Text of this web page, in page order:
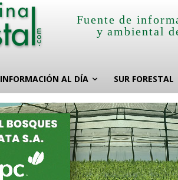
Fuente de
y ambiental
INFORMACIÓN AL DÍA SUR FORESTAL